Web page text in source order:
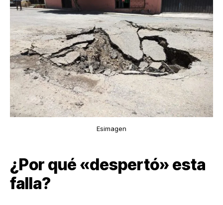
Esimagen
¿Por qué «despertó» esta
falla?